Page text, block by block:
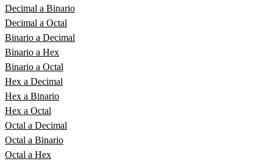
Decimal a Binario
Decimal a Octal
Binario a Decimal
Binario a Hex
Binario a Octal
Hex a Decimal
Hex a Binario
Hex a Octal
Octal a Decimal
Octal a Binario
Octal a Hex